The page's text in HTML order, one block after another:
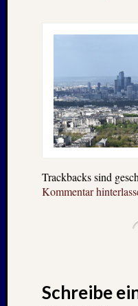
Trackbacks sind
Kommentar
Schreibe